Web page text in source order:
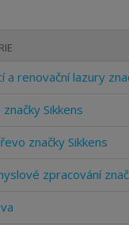
a renovační lazury
Sikkens
značky Sikkens
zpracování